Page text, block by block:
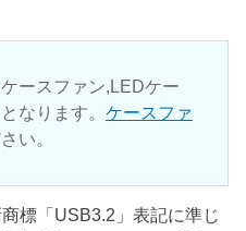
ースファン,LEDケー
なります。 ケースファ
い。
標「USB3.2」表記に準じ